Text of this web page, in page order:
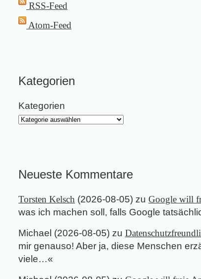
RSS-Feed
Atom-Feed
Kategorien
Kategorien
Neueste Kommentare
Torsten Kelsch (2026-08-05) zu Google will
was ich machen soll, falls Google
Michael (2026-08-05) zu
mir genauso! Aber ja, diese Menschen
viele…«